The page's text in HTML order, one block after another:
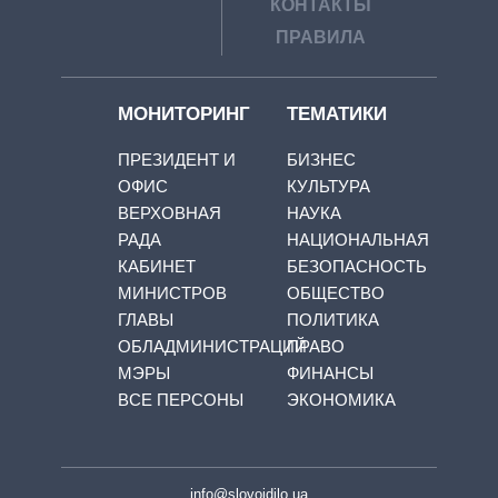
КОНТАКТЫ
ПРАВИЛА
МОНИТОРИНГ
ПРЕЗИДЕНТ И
ОФИС
ВЕРХОВНАЯ
РАДА
КАБИНЕТ
МИНИСТРОВ
ГЛАВЫ
ОБЛАДМИНИСТРАЦИЙ
МЭРЫ
ВСЕ ПЕРСОНЫ
ТЕМАТИКИ
БИЗНЕС
КУЛЬТУРА
НАУКА
НАЦИОНАЛЬНАЯ
БЕЗОПАСНОСТЬ
ОБЩЕСТВО
ПОЛИТИКА
ПРАВО
ФИНАНСЫ
ЭКОНОМИКА
info@slovoidilo.ua